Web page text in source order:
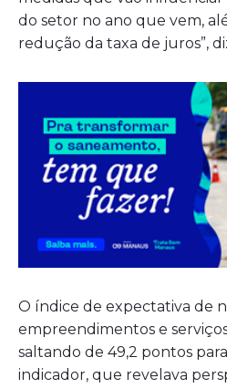
do setor no ano que vem,
redução da taxa de juros”,
O índice de expectativa de
empreendimentos e
saltando de 49,2 pontos para
indicador, que revelava